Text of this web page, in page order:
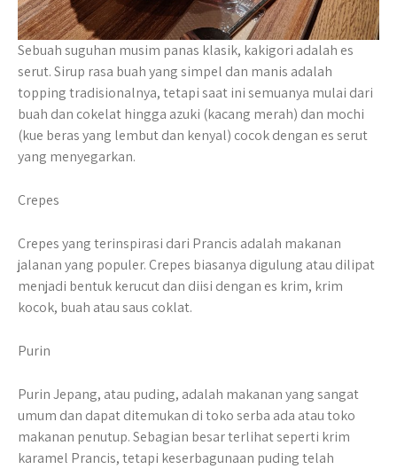
Sebuah suguhan musim panas klasik, kakigori adalah es
serut. Sirup rasa buah yang simpel dan manis adalah
topping tradisionalnya, tetapi saat ini semuanya mulai dari
buah dan cokelat hingga azuki (kacang merah) dan mochi
(kue beras yang lembut dan kenyal) cocok dengan es serut
yang menyegarkan.
Crepes
Crepes yang terinspirasi dari Prancis adalah makanan
jalanan yang populer. Crepes biasanya digulung atau dilipat
menjadi bentuk kerucut dan diisi dengan es krim, krim
kocok, buah atau saus coklat.
Purin
Purin Jepang, atau puding, adalah makanan yang sangat
umum dan dapat ditemukan di toko serba ada atau toko
makanan penutup. Sebagian besar terlihat seperti krim
karamel Prancis, tetapi keserbagunaan puding telah